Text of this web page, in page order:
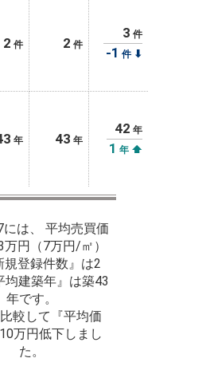
2 件 2 件
3 件
-1 件⬇
年 43 年
42 年
1 年 ⬆
は、 平均売買価
円（7万円/㎡）
規登録件数』は2
均建築年』は築43
年です。
較して『平均価
万円低下しまし
た。